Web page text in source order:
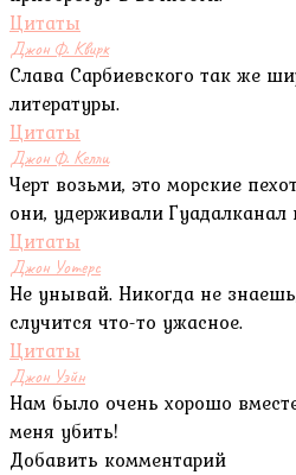
Цитаты
Джон Ф. Квирк
Слава Сарбиевского так же
литературы.
Цитаты
Джон Ф. Келли
Черт возьми, это морские
они, удерживали
Цитаты
Джон Уотерс
Не унывай. Никогда не
случится что-то ужасное.
Цитаты
Джон Уэйн
Нам было очень хорошо
меня убить!
Добавить комментарий